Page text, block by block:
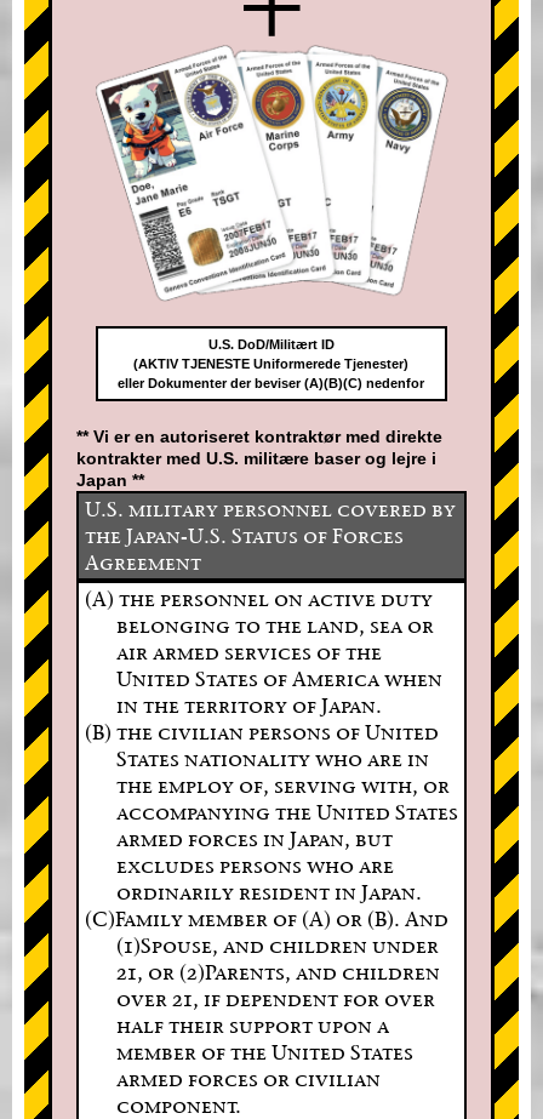
U.S. DoD/Militært ID
(AKTIV TJENESTE Uniformerede Tjenester)
eller Dokumenter der beviser (A)(B)(C) nedenfor
** Vi er en autoriseret kontraktør med direkte
kontrakter med U.S. militære baser og lejre i
Japan **
U.S. military personnel covered by
the Japan-U.S. Status of Forces
Agreement
(A) the personnel on active duty
belonging to the land, sea or
air armed services of the
United States of America when
in the territory of Japan.
(B) the civilian persons of United
States nationality who are in
the employ of, serving with, or
accompanying the United States
armed forces in Japan, but
excludes persons who are
ordinarily resident in Japan.
(C)Family member of (A) or (B). And
(1)Spouse, and children under
21, or (2)Parents, and children
over 21, if dependent for over
half their support upon a
member of the United States
armed forces or civilian
component.